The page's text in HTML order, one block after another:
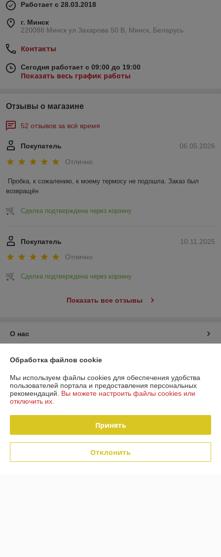
Работает с 28.03.2018
г. Минск
220088 Минск ул Захарова 50 В, Минск, Беларусь
Контакты
Сегодня работает с 09:00 до 19:00
Показать весь график работы
Отзывы о магазине
52 отзывов за всё время
06.05.2026
Покупатель
Отлично
Пробка, к сожалению, к моему термосу не подошла. Заказ был
возвращён
Сделка подтверждена через корзину
10.11.2025
Покупатель
Отлично
Сделка подтверждена через корзину
Показать все отзывы
О нас
Контакты
Доставка и оплата
График работы
Политика обработки cookies
Обработка файлов cookie
Мы используем файлы cookies для обеспечения удобства
пользователей портала и предоставления персональных
рекомендаций. Вы можете настроить файлы cookies или
отключить их.
Принять
Отклонить